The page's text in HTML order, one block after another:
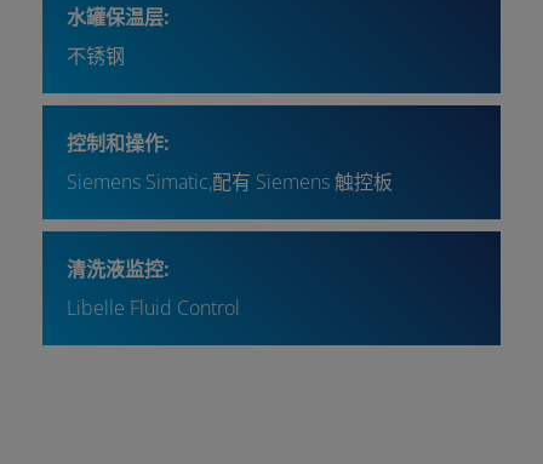
水罐保温层:
不锈钢
控制和操作:
Siemens Simatic,配有 Siemens 触控板
清洗液监控:
Libelle Fluid Control